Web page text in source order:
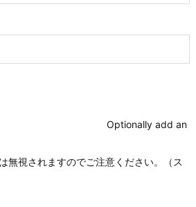
Optionally add an
無視されますのでご注意ください。（ス